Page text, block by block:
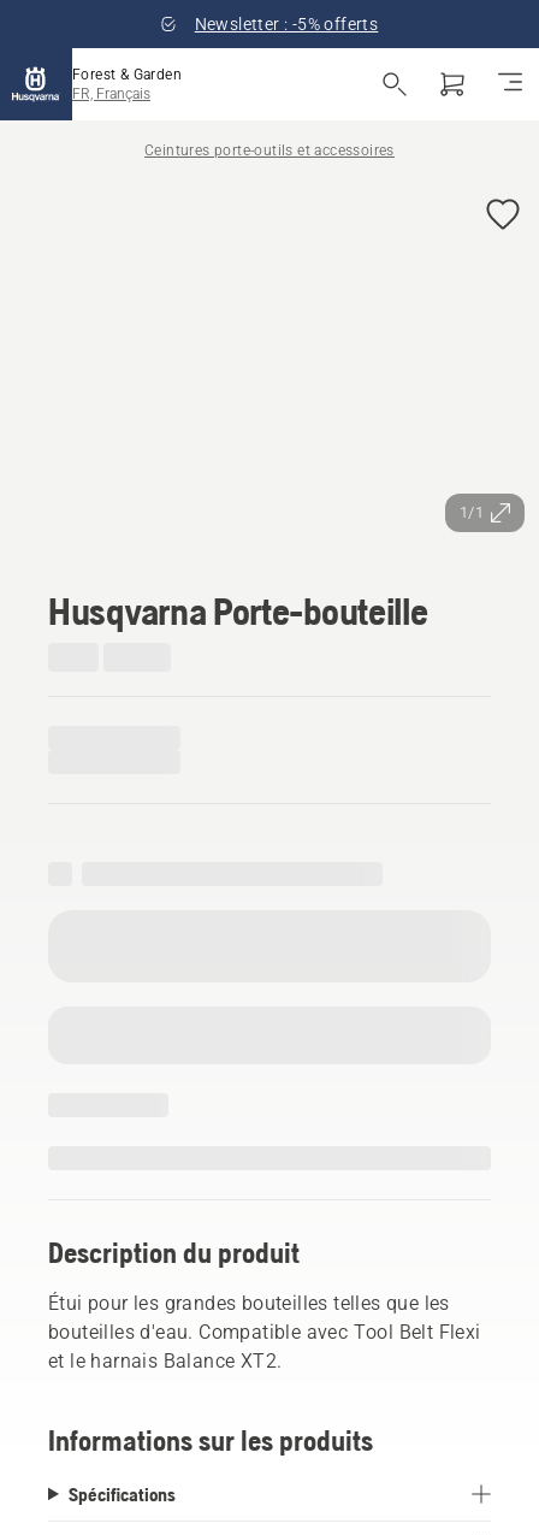
Newsletter : -5% offerts
Forest & Garden
FR, Français
Ceintures porte-outils et accessoires
1/1
Husqvarna Porte-bouteille
Description du produit
Étui pour les grandes bouteilles telles que les
bouteilles d'eau. Compatible avec Tool Belt Flexi
et le harnais Balance XT2.
Informations sur les produits
Spécifications